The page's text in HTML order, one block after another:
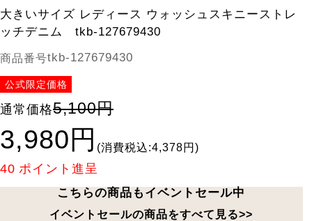
大きいサイズ レディース ウォッシュスキニーストレ
ッチデニム tkb-127679430
商品番号tkb-127679430
公式限定価格
通常価格5,100円
3,980円 (消費税込:4,378円)
40 ポイント進呈
こちらの商品もイベントセール中
イベントセールの商品をすべて見る>>